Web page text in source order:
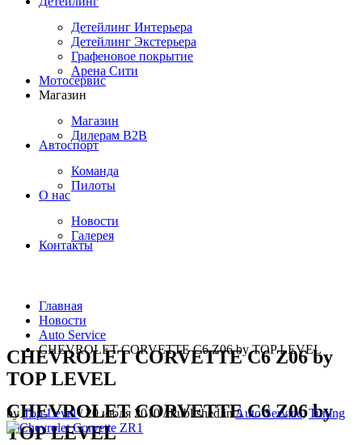
Детейлинг Интерьера
Детейлинг Экстерьера
Графеновое покрытие
Арена Сити
Мотосервис
Магазин
Магазин
Дилерам B2B
Автоспорт
Команда
Пилоты
О нас
Новости
Галерея
Контакты
Главная
Новости
Auto Service
CHEVROLET CORVETTE C6 Z06 by TOP LEVEL
CHEVROLET CORVETTE C6 Z06 by
TOP LEVEL
CHEVROLET CORVETTE C6 Z06 by
TOP LEVEL
by Top-Level/20 июля 2010/Published inAuto Service,Tuning